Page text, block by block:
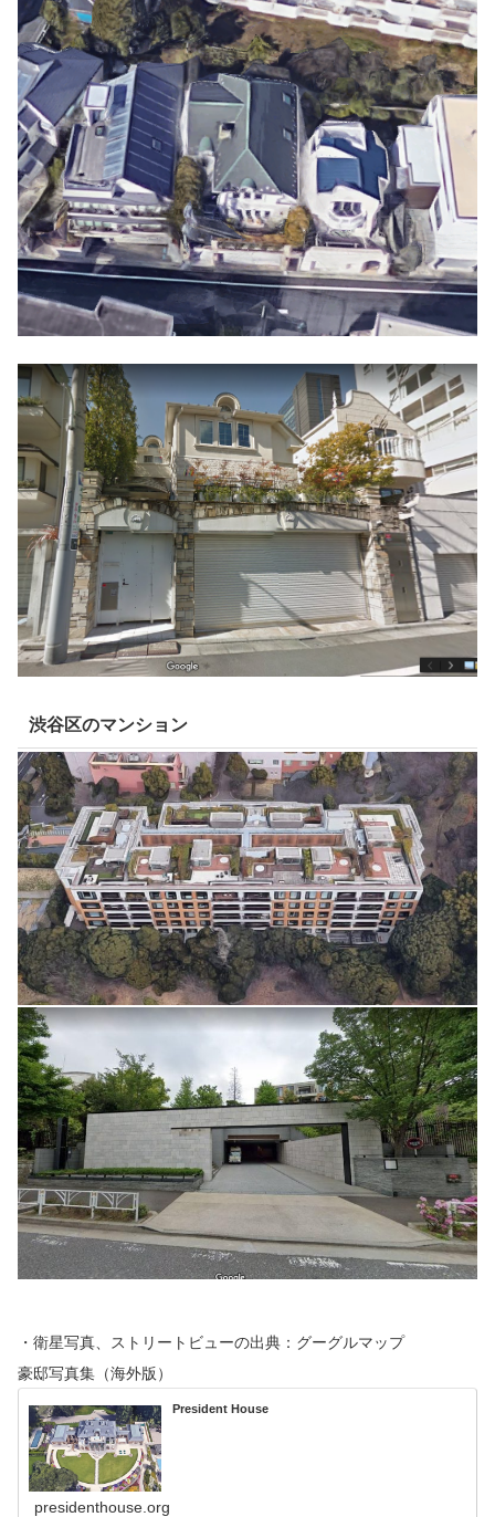
渋谷区のマンション
・衛星写真、ストリートビューの出典：グーグルマップ
豪邸写真集（海外版）
President House
presidenthouse.org